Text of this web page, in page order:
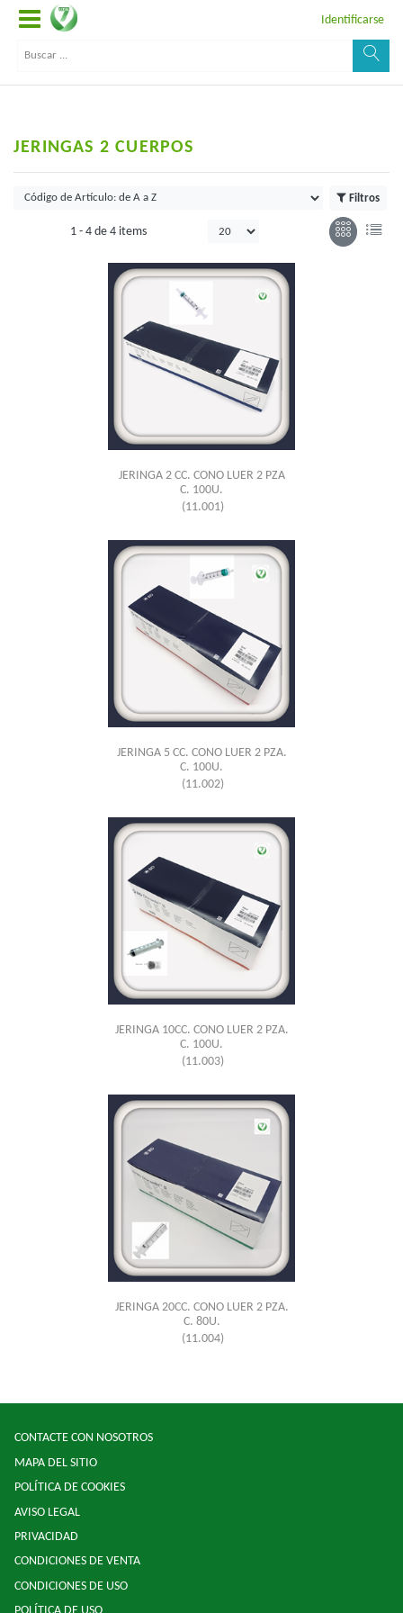
Identificarse
JERINGAS 2 CUERPOS
Filtros
1 - 4 de 4 items
JERINGA 2 CC. CONO LUER 2 PZA
C. 100U.
(11.001)
JERINGA 5 CC. CONO LUER 2 PZA.
C. 100U.
(11.002)
JERINGA 10CC. CONO LUER 2 PZA.
C. 100U.
(11.003)
JERINGA 20CC. CONO LUER 2 PZA.
C. 80U.
(11.004)
CONTACTE CON NOSOTROS
MAPA DEL SITIO
POLÍTICA DE COOKIES
AVISO LEGAL
PRIVACIDAD
CONDICIONES DE VENTA
CONDICIONES DE USO